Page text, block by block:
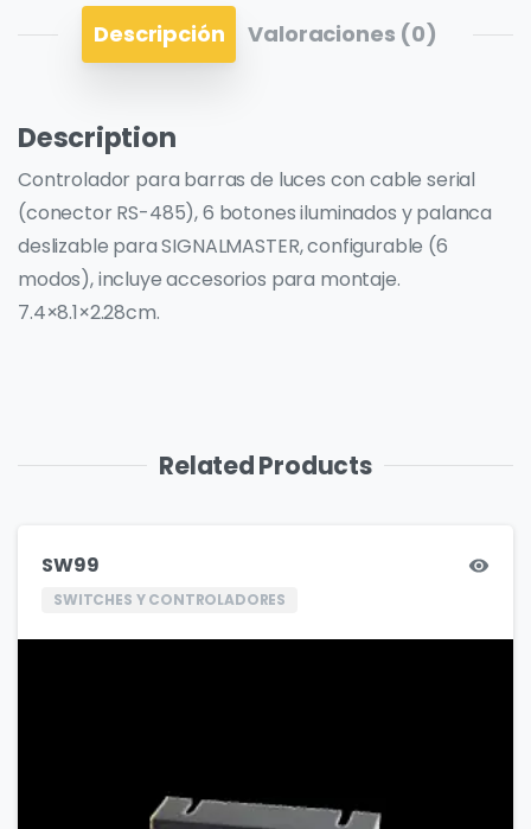
Descripción Valoraciones (0)
Description
Controlador para barras de luces con cable serial
(conector RS-485), 6 botones iluminados y palanca
deslizable para SIGNALMASTER, configurable (6
modos), incluye accesorios para montaje.
7.4×8.1×2.28cm.
Related Products
SW99
SWITCHES Y CONTROLADORES